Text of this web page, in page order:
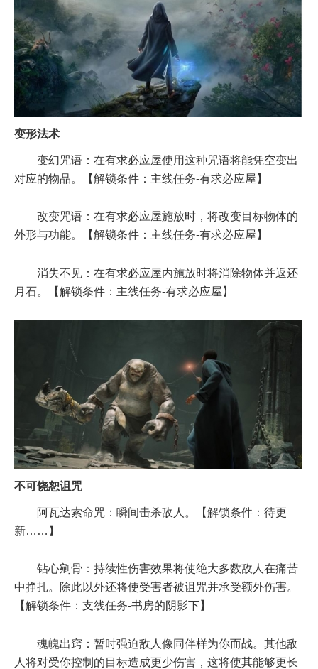
变形法术
变幻咒语：在有求必应屋使用这种咒语将能凭空变出
对应的物品。【解锁条件：主线任务-有求必应屋】
改变咒语：在有求必应屋施放时，将改变目标物体的
外形与功能。【解锁条件：主线任务-有求必应屋】
消失不见：在有求必应屋内施放时将消除物体并返还
月石。【解锁条件：主线任务-有求必应屋】
不可饶恕诅咒
阿瓦达索命咒：瞬间击杀敌人。【解锁条件：待更
新……】
钻心剜骨：持续性伤害效果将使绝大多数敌人在痛苦
中挣扎。除此以外还将使受害者被诅咒并承受额外伤害。
【解锁条件：支线任务-书房的阴影下】
魂魄出窍：暂时强迫敌人像同伴样为你而战。其他敌
人将对受你控制的目标造成更少伤害，这将使其能够更长